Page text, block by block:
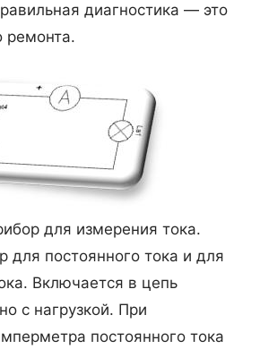
диагностика — это
ремонта.
для измерения тока.
для постоянного тока и для
Включается в цепь
с нагрузкой. При
постоянного тока